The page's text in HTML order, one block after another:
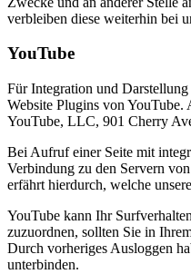
verbleiben diese weiterhin bei
YouTube
Für Integration und
Website Plugins von YouTube.
YouTube, LLC, 901 Cherry
Bei Aufruf einer Seite mit
Verbindung zu den Servern
erfährt hierdurch, welche
YouTube kann Ihr
zuzuordnen, sollten Sie in
Durch vorheriges Ausloggen
unterbinden.